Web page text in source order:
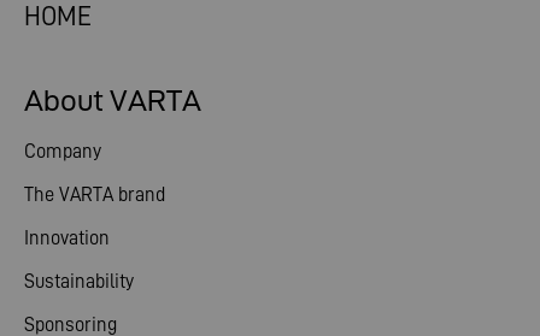
HOME
About VARTA
Company
The VARTA brand
Innovation
Sustainability
Sponsoring